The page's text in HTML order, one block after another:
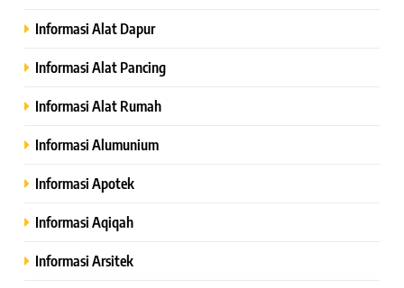
Informasi Alat Dapur
Informasi Alat Pancing
Informasi Alat Rumah
Informasi Alumunium
Informasi Apotek
Informasi Aqiqah
Informasi Arsitek